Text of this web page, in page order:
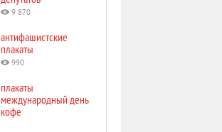
9 870
антифашистские
плакаты
990
плакаты
международный день
кофе